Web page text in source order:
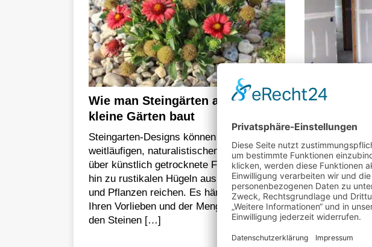
Wie man Steingärten auch für
kleine Gärten baut
Steingarten-Designs können von
weitläufigen, naturalistischen Kreationen
über künstlich getrocknete Flussbetten bis
hin zu rustikalen Hügeln aus Steinen, Erde
und Pflanzen reichen. Es hängt alles von
Ihren Vorlieben und der Menge an Platz und
den Steinen […]
Wie baut
Trennwand?
Benötigen Sie
Schlafzimmer,
Home Office?
temporäre
viel
Umzug. Eine
aus[…]